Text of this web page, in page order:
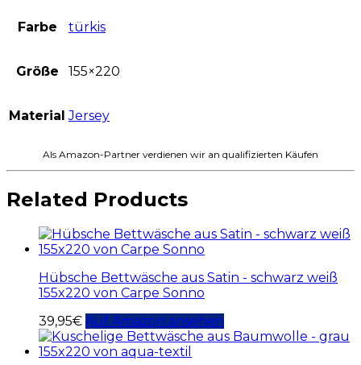
Farbe türkis
Größe 155×220
Material Jersey
Als Amazon-Partner verdienen wir an qualifizierten Käufen
Related Products
Hübsche Bettwäsche aus Satin - schwarz weiß
155x220 von Carpe Sonno
39,95€ Auf Amazon ansehen